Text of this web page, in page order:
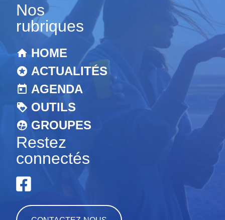
Nos
rubriques
HOME
ACTUALITÉS
AGENDA
OUTILS
GROUPES
Restez
connectés